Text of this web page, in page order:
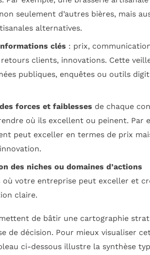
seulement d’autres bières, mais
alternatives.
clés : prix,
clients, innovations. Cette veille
publiques, enquêtes ou outils
forces et faiblesses de chaque
où ils excellent ou peinent. Par
peut exceller en termes de prix
des niches ou domaines d’actions
où votre entreprise peut exceller et
claire.
de bâtir une cartographie
de décision. Pour mieux visualiser
ci-dessous illustre la synthèse